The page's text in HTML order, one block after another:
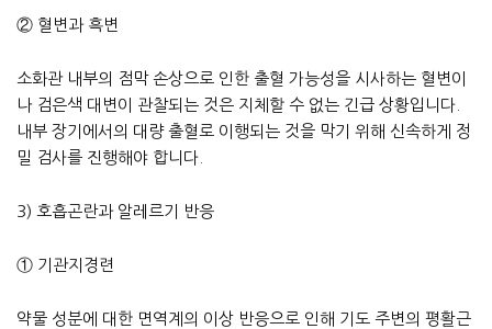
② 혈변과 흑변
소화관 내부의 점막 손상으로 인한 출혈 가능성을 시사하는 혈변이
나 검은색 대변이 관찰되는 것은 지체할 수 없는 긴급 상황입니다.
내부 장기에서의 대량 출혈로 이행되는 것을 막기 위해 신속하게 정
밀 검사를 진행해야 합니다.
3) 호흡곤란과 알레르기 반응
① 기관지경련
약물 성분에 대한 면역계의 이상 반응으로 인해 기도 주변의 평활근